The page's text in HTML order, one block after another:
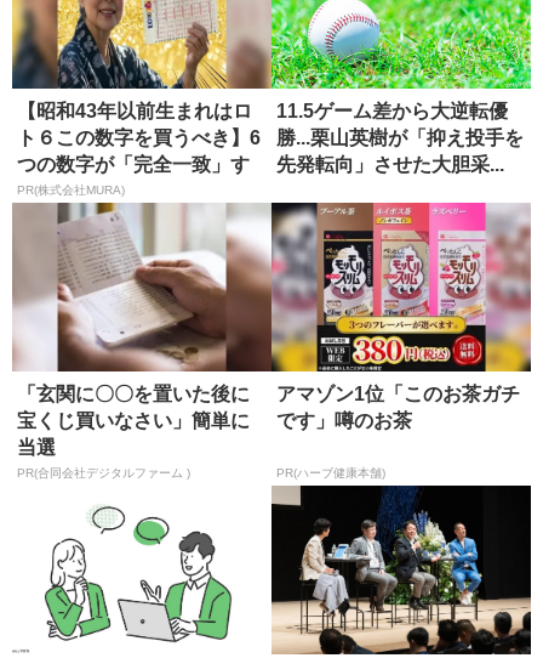
【昭和43年以前生まれはロ
ト６この数字を買うべき】6
つの数字が「完全一致」す
る方...
PR(株式会社MURA)
11.5ゲーム差から大逆転優
勝...栗山英樹が「抑え投手を
先発転向」させた大胆采...
「玄関に〇〇を置いた後に
宝くじ買いなさい」簡単に
当選
PR(合同会社デジタルファーム )
アマゾン1位「このお茶ガチ
です」噂のお茶
PR(ハーブ健康本舗)